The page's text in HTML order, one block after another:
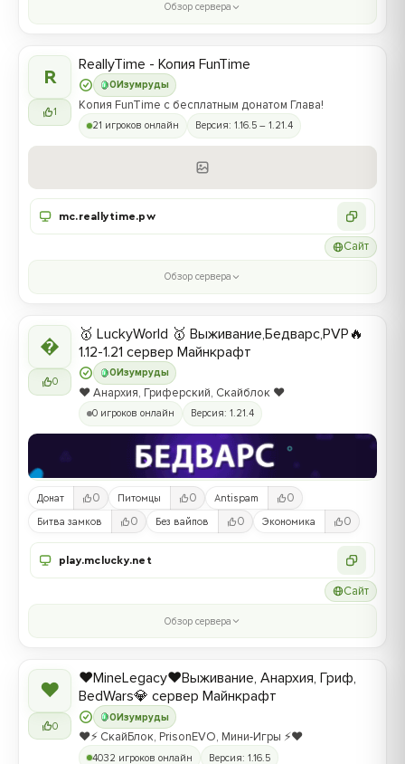
Обзор сервера
R
1
0 Изумруды
ReallyTime - Копия FunTime
Копия FunTime с бесплатным донатом Глава!
21 игроков онлайн Версия: 1.16.5 – 1.21.4
mc.reallytime.pw
Сайт
Обзор сервера

0
0 Изумруды
🥇 LuckyWorld 🥇 Выживание,Бедварс,PVP🔥
1.12-1.21 сервер Майнкрафт
❤️ Анархия, Гриферский, Скайблок ❤️
0 игроков онлайн Версия: 1.21.4
Донат 0 Питомцы 0 Antispam 0
Битва замков 0 Без вайпов 0 Экономика 0
play.mclucky.net
Сайт
Обзор сервера
❤
0
0Изумруды
❤️MineLegacy❤️Выживание, Анархия, Гриф,
BedWars💎 сервер Майнкрафт
❤️⚡️ СкайБлок, PrisonEVO, Мини-Игры ⚡️❤️
4032 игроков онлайн Версия: 1.16.5